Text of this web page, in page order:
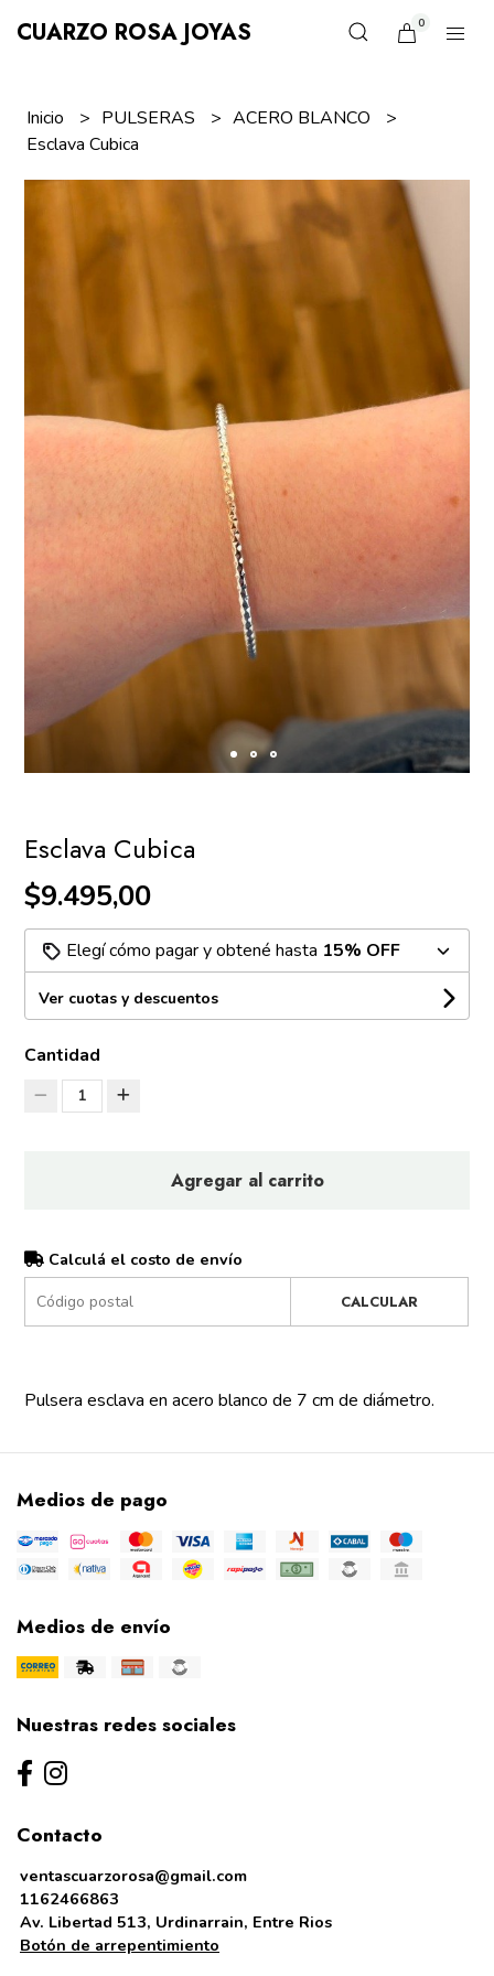
CUARZO ROSA JOYAS 0
Inicio PULSERAS
ACERO BLANCO
Esclava Cubica
Esclava Cubica
$9.495,00
Elegí cómo pagar y obtené hasta 15% OFF
Ver cuotas y descuentos
Cantidad
1
Agregar al carrito
Calculá el costo de envío
CALCULAR
Pulsera esclava en acero blanco de 7 cm de diámetro.
Medios de pago
Medios de envío
Nuestras redes sociales
Contacto
ventascuarzorosa@gmail.com
1162466863
Av. Libertad 513, Urdinarrain, Entre Rios
Botón de arrepentimiento